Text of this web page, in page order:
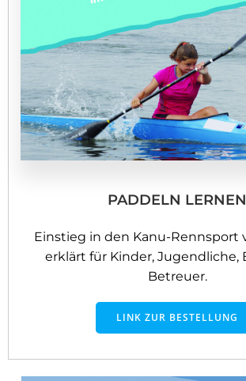
PADDELN LERNEN
Einstieg in den Kanu-Rennsport
erklärt für Kinder, Jugendliche,
Betreuer.
LINK ZUR BESTELLUNG